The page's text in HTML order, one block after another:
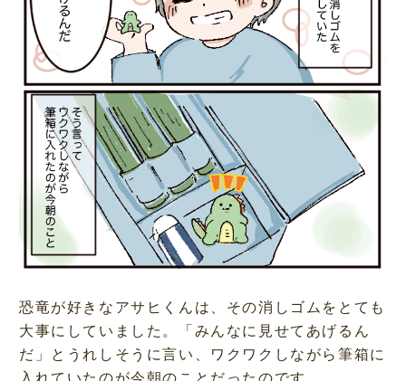
恐竜が好きなアサヒくんは、その消しゴムをとても
大事にしていました。「みんなに見せてあげるん
だ」とうれしそうに言い、ワクワクしながら筆箱に
入れていたのが今朝のことだったのです。